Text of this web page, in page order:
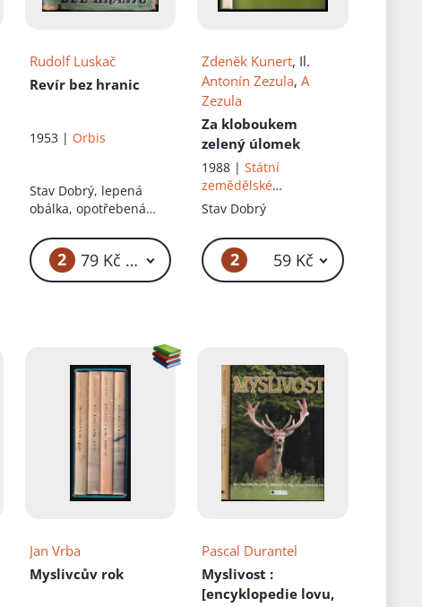
Rudolf Luskač
Revír bez hranic
1953 | Orbis
Stav Dobrý, lepená
obálka, opotřebená
2 79 Kč – 119 Kč
Zdeněk Kunert, Il.
Antonín Zezula,A
Zezula
Za kloboukem
zelený úlomek
1988 |Státní
zemědělské
nakladatelství
Stav Dobrý
2 59 Kč
Jan Vrba
Myslivcův rok
Pascal Durantel
Myslivost :
[encyklopedie lovu,